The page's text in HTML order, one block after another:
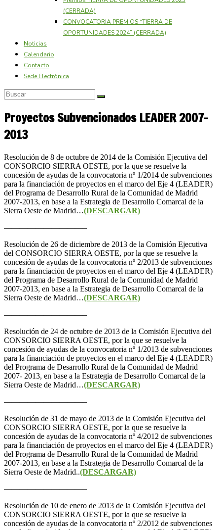
(CERRADA)
CONVOCATORIA PREMIOS “TIERRA DE
OPORTUNIDADES 2024” (CERRADA)
Noticias
Calendario
Contacto
Sede Electrónica
Proyectos Subvencionados LEADER 2007-
2013
Resolución de 8 de octubre de 2014 de la Comisión Ejecutiva del
CONSORCIO SIERRA OESTE, por la que se resuelve la
concesión de ayudas de la convocatoria nº 1/2014 de subvenciones
para la financiación de proyectos en el marco del Eje 4 (LEADER)
del Programa de Desarrollo Rural de la Comunidad de Madrid
2007-2013, en base a la Estrategia de Desarrollo Comarcal de la
Sierra Oeste de Madrid…(DESCARGAR)
——————————–
Resolución de 26 de diciembre de 2013 de la Comisión Ejecutiva
del CONSORCIO SIERRA OESTE, por la que se resuelve la
concesión de ayudas de la convocatoria nº 2/2013 de subvenciones
para la financiación de proyectos en el marco del Eje 4 (LEADER)
del Programa de Desarrollo Rural de la Comunidad de Madrid
2007-2013, en base a la Estrategia de Desarrollo Comarcal de la
Sierra Oeste de Madrid…(DESCARGAR)
——————————–
Resolución de 24 de octubre de 2013 de la Comisión Ejecutiva del
CONSORCIO SIERRA OESTE, por la que se resuelve la
concesión de ayudas de la convocatoria nº 1/2013 de subvenciones
para la financiación de proyectos en el marco del Eje 4 (LEADER)
del Programa de Desarrollo Rural de la Comunidad de Madrid
2007- 2013, en base a la Estrategia de Desarrollo Comarcal de la
Sierra Oeste de Madrid…(DESCARGAR)
——————————–
Resolución de 31 de mayo de 2013 de la Comisión Ejecutiva del
CONSORCIO SIERRA OESTE, por la que se resuelve la
concesión de ayudas de la convocatoria nº 4/2012 de subvenciones
para la financiación de proyectos en el marco del Eje 4 (LEADER)
del Programa de Desarrollo Rural de la Comunidad de Madrid
2007-2013, en base a la Estrategia de Desarrollo Comarcal de la
Sierra Oeste de Madrid..(DESCARGAR)
——————————–
Resolución de 10 de enero de 2013 de la Comisión Ejecutiva del
CONSORCIO SIERRA OESTE, por la que se resuelve la
concesión de ayudas de la convocatoria nº 2/2012 de subvenciones